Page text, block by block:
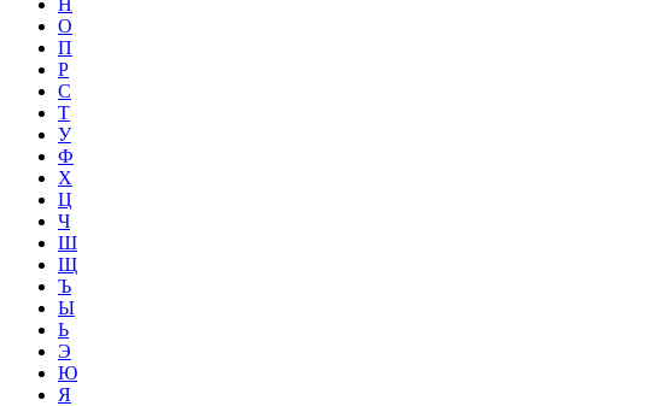
Н
О
П
Р
С
Т
У
Ф
Х
Ц
Ч
Ш
Щ
Ъ
Ы
Ь
Э
Ю
Я